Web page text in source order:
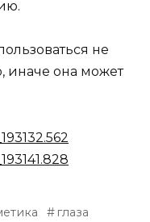
не
иначе она может
глаза